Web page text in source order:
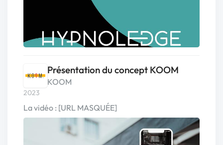
Présentation du concept KOOM
KOOM
2023
La vidéo : [URL MASQUÉE]